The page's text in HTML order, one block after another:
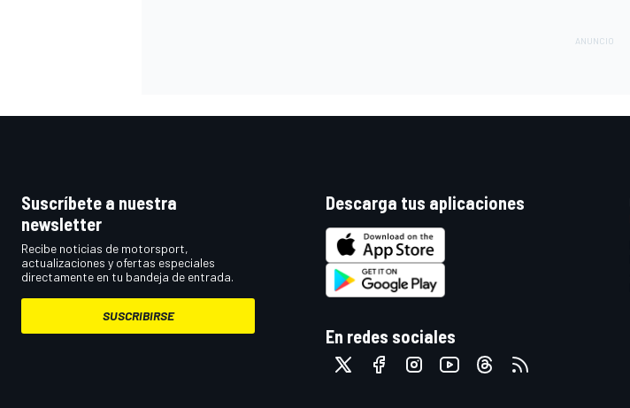
Suscríbete a nuestra
newsletter
Recibe noticias de motorsport,
actualizaciones y ofertas especiales
directamente en tu bandeja de entrada.
SUSCRIBIRSE
Descarga tus aplicaciones
En redes sociales